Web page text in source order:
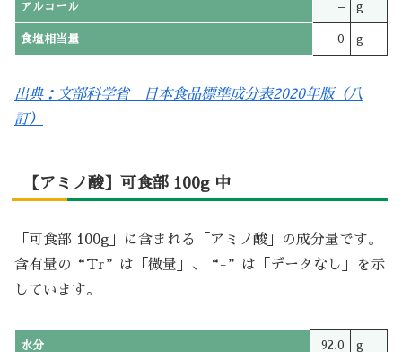
アルコール – g
食塩相当量 0 g
出典：文部科学省 日本食品標準成分表2020年版（八
訂）
【アミノ酸】可食部 100g 中
「可食部 100g」に含まれる「アミノ酸」の成分量です。
含有量の“Tr”は「微量」、“-”は「データなし」を示
しています。
水分 92.0 g